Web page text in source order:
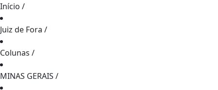
Início /
Juiz de Fora /
Colunas /
MINAS GERAIS /